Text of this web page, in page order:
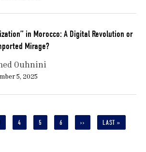
in Morocco: A Digital Revolution or
Mirage?
Ouhnini
5, 2025
PAGE
4 PAGE
5 PAGE
6
NEXT
››
LAST
LAST »